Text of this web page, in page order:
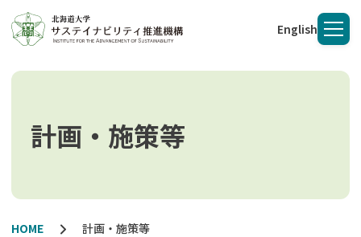
English
メニ
計画・施策等
HOME 計画・施策等